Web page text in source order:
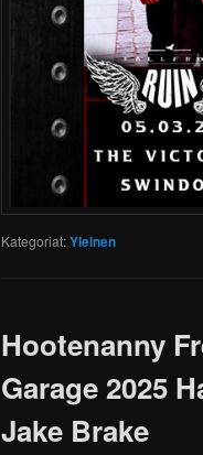
Kategoriat:Yleinen
Hootenanny
Garage 2025
Jake Brake